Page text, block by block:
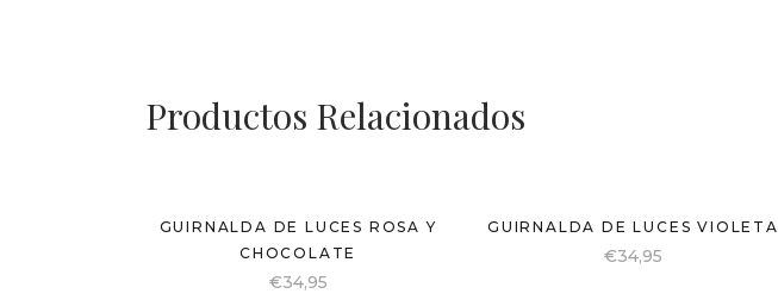
Productos Relacionados
GUIRNALDA DE LUCES ROSA Y
CHOCOLATE
€34,95
GUIRNALDA DE LUCES VIOLETA
€34,95